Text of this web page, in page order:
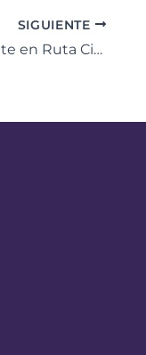
SIGUIENTE
Estudiantes mirandinos participan activamente en Ruta Científica